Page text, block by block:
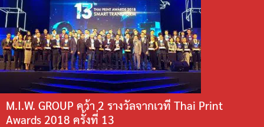
M.I.W. GROUP คว้า 2 รางวัลจากเวที Thai Print
Awards 2018 ครั้งที่ 13